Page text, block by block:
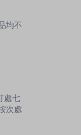
均不
處七
次處